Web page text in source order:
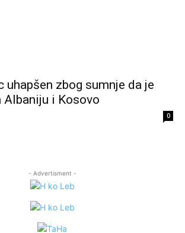
uhapšen zbog sumnje da je
Albaniju i Kosovo
0
- Advertisment -